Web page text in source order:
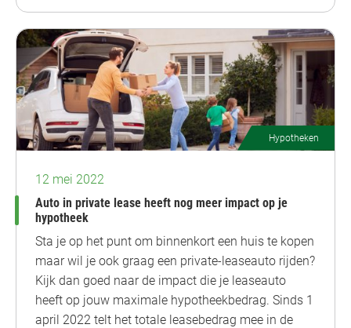
Hypotheken
12 mei 2022
Auto in private lease heeft nog meer impact op je
hypotheek
Sta je op het punt om binnenkort een huis te kopen
maar wil je ook graag een private-leaseauto rijden?
Kijk dan goed naar de impact die je leaseauto
heeft op jouw maximale hypotheekbedrag. Sinds 1
april 2022 telt het totale leasebedrag mee in de